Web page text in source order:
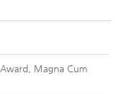
Magna Cum